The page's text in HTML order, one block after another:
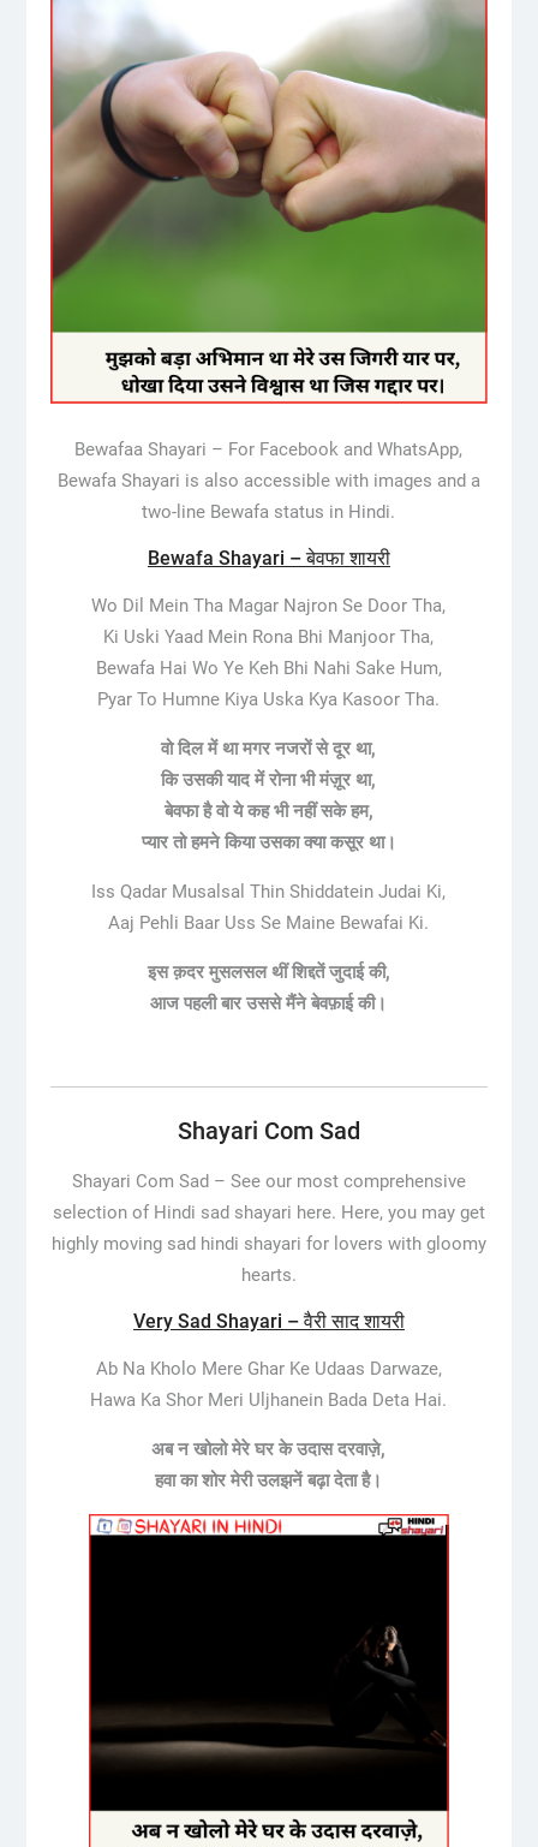
Bewafaa Shayari – For Facebook and WhatsApp,
Bewafa Shayari is also accessible with images and a
two-line Bewafa status in Hindi.
Bewafa Shayari – बेवफा शायरी
Wo Dil Mein Tha Magar Najron Se Door Tha,
Ki Uski Yaad Mein Rona Bhi Manjoor Tha,
Bewafa Hai Wo Ye Keh Bhi Nahi Sake Hum,
Pyar To Humne Kiya Uska Kya Kasoor Tha.
वो दिल में था मगर नजरों से दूर था,
कि उसकी याद में रोना भी मंज़ूर था,
बेवफा है वो ये कह भी नहीं सके हम,
प्यार तो हमने किया उसका क्या कसूर था।
Iss Qadar Musalsal Thin Shiddatein Judai Ki,
Aaj Pehli Baar Uss Se Maine Bewafai Ki.
इस क़दर मुसलसल थीं शिद्दतें जुदाई की,
आज पहली बार उससे मैंने बेवफ़ाई की।
Shayari Com Sad
Shayari Com Sad – See our most comprehensive
selection of Hindi sad shayari here. Here, you may get
highly moving sad hindi shayari for lovers with gloomy
hearts.
Very Sad Shayari – वैरी साद शायरी
Ab Na Kholo Mere Ghar Ke Udaas Darwaze,
Hawa Ka Shor Meri Uljhanein Bada Deta Hai.
अब न खोलो मेरे घर केउदासदरवाज़े,
हवा का शोर मेरी उलझनें बढ़ा देता है।